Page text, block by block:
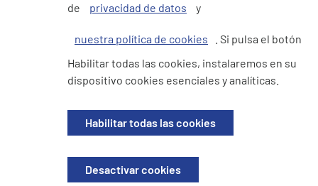
trata de seres humanos
Sitio del inversor
© 2026 Euronet Services Iberia S.L. Todos los derechos reservados.
Registrada en España. Con NIF B70730486. Domicilio fiscal: Euronet
de
privacidad de datos y
nuestra política de cookies
. Si pulsa el botón
Habilitar todas las cookies, instalaremos en su
dispositivo cookies esenciales y analíticas.
Habilitar todas las cookies
Desactivar cookies